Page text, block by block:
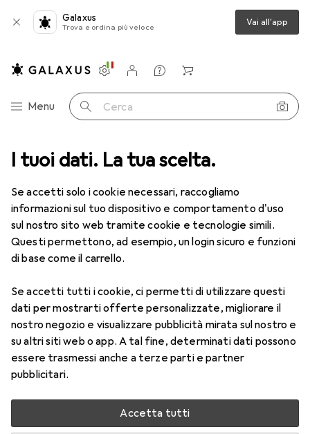
I tuoi dati. La tua scelta.
Se accetti solo i cookie necessari, raccogliamo
informazioni sul tuo dispositivo e comportamento d'uso
sul nostro sito web tramite cookie e tecnologie simili.
Questi permettono, ad esempio, un login sicuro e funzioni
di base come il carrello.
Se accetti tutti i cookie, ci permetti di utilizzare questi
dati per mostrarti offerte personalizzate, migliorare il
nostro negozio e visualizzare pubblicità mirata sul nostro e
su altri siti web o app. A tal fine, determinati dati possono
essere trasmessi anche a terze parti e partner
pubblicitari.
Accetta tutti
Galaxus
Trova e ordina più veloce Vai all'app
Categoria Navigazione
Menu Cerca
Impostazioni
Conto cliente
Liste di confronto
Liste dei desideri
Carrello
Periferiche Mouse + Tastiere Mouse
5 immagini1 Video
Senza fili
Prezzo in EUR IVA incl.
EUR
45,38
Molto buono in 3 test